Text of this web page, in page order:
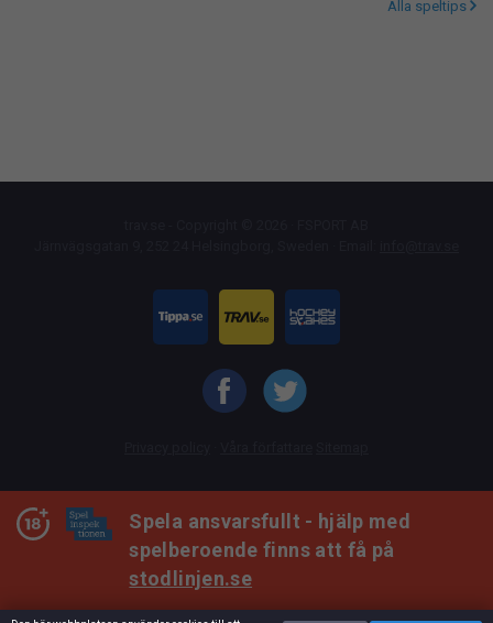
Alla speltips
Spela ansvarsfullt - hjälp med
spelberoende finns att få på
stodlinjen.se